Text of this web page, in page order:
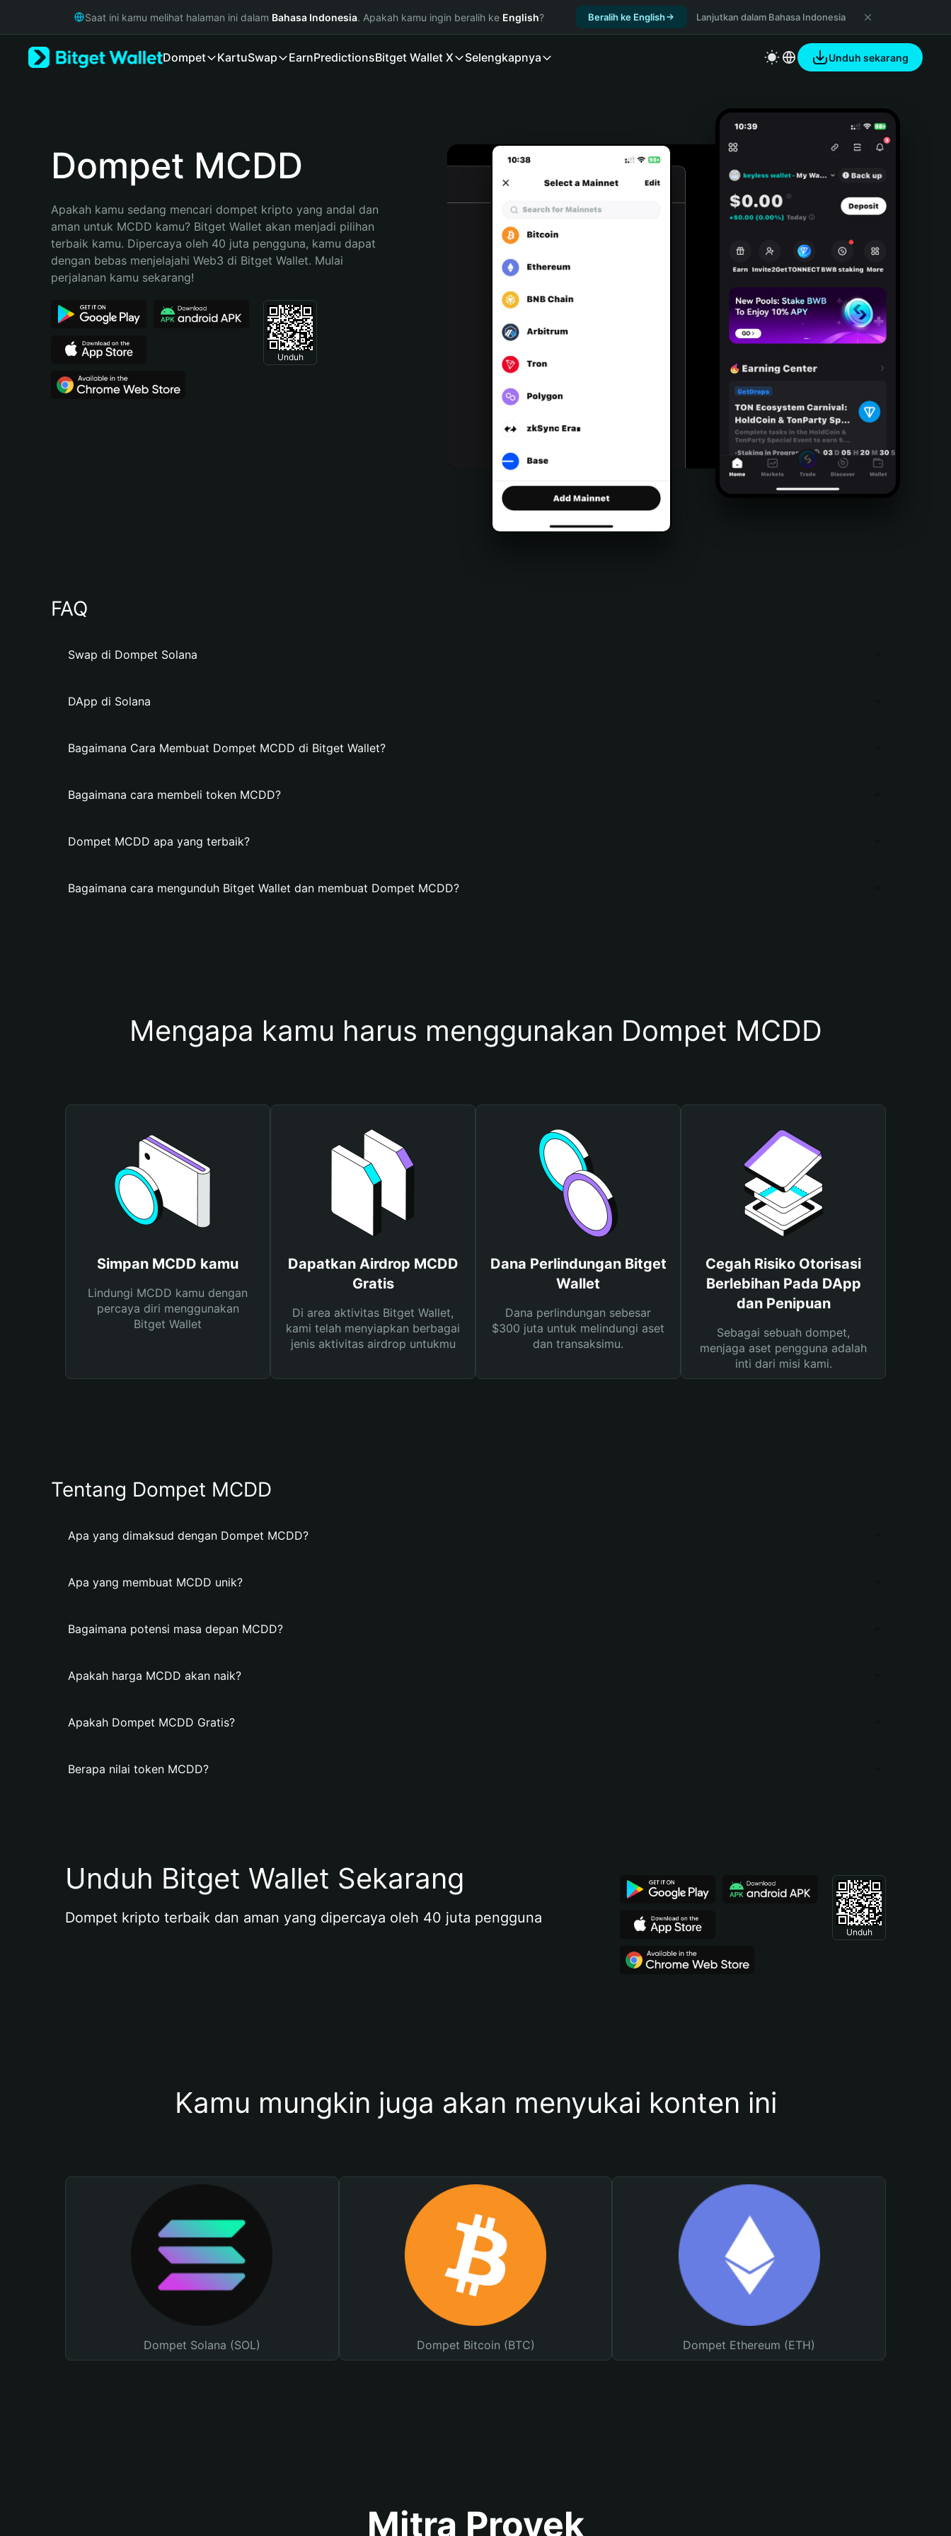
Русский
Bahasa Indonesia
Español (Argentina)
Saat ini kamu melihat halaman ini dalam Bahasa Indonesia. Apakah kamu ingin beralih ke English? Beralih ke English Lanjutkan dalam Bahasa Indonesia
Dompet KartuSwap EarnPredictionsBitget Wallet X Selengkapnya Unduh sekarang
Dompet MCDD
Apakah kamu sedang mencari dompet kripto yang andal dan
aman untuk MCDD kamu? Bitget Wallet akan menjadi pilihan
terbaik kamu. Dipercaya oleh 40 juta pengguna, kamu dapat
dengan bebas menjelajahi Web3 di Bitget Wallet. Mulai
perjalanan kamu sekarang!
Unduh
FAQ
Swap di Dompet Solana
DApp di Solana
Bagaimana Cara Membuat Dompet MCDD di Bitget Wallet?
Bagaimana cara membeli token MCDD?
Dompet MCDD apa yang terbaik?
Bagaimana cara mengunduh Bitget Wallet dan membuat Dompet MCDD?
Mengapa kamu harus menggunakan Dompet MCDD
Simpan MCDD kamu
Lindungi MCDD kamu dengan
percaya diri menggunakan
Bitget Wallet
Dapatkan Airdrop MCDD
Gratis
Di area aktivitas Bitget Wallet,
kami telah menyiapkan berbagai
jenis aktivitas airdrop untukmu
Dana Perlindungan Bitget
Wallet
Dana perlindungan sebesar
$300 juta untuk melindungi aset
dan transaksimu.
Cegah Risiko Otorisasi
Berlebihan Pada DApp
dan Penipuan
Sebagai sebuah dompet,
menjaga aset pengguna adalah
inti dari misi kami.
Tentang Dompet MCDD
Apa yang dimaksud dengan Dompet MCDD?
Apa yang membuat MCDD unik?
Bagaimana potensi masa depan MCDD?
Apakah harga MCDD akan naik?
Apakah Dompet MCDD Gratis?
Berapa nilai token MCDD?
Unduh Bitget Wallet Sekarang
Dompet kripto terbaik dan aman yang dipercaya oleh 40 juta pengguna
Unduh
Kamu mungkin juga akan menyukai konten ini
Dompet Solana (SOL) Dompet Bitcoin (BTC) Dompet Ethereum (ETH)
Mitra Proyek